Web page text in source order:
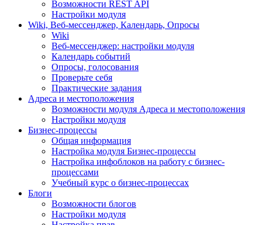
Возможности REST API
Настройки модуля
Wiki, Веб-мессенджер, Календарь, Опросы
Wiki
Веб-мессенджер: настройки модуля
Календарь событий
Опросы, голосования
Проверьте себя
Практические задания
Адреса и местоположения
Возможности модуля Адреса и местоположения
Настройки модуля
Бизнес-процессы
Общая информация
Настройка модуля Бизнес-процессы
Настройка инфоблоков на работу с бизнес-
процессами
Учебный курс о бизнес-процессах
Блоги
Возможности блогов
Настройки модуля